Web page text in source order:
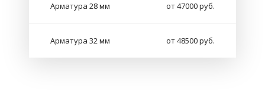
Арматура 28 мм от 47000 руб.
Арматура 32 мм от 48500 руб.